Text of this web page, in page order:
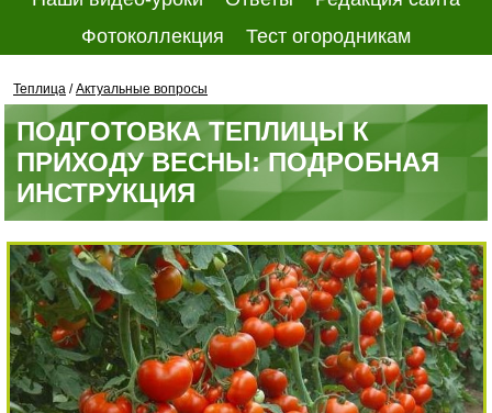
Фотоколлекция
Тест огородникам
Теплица /Актуальные вопросы
ПОДГОТОВКА ТЕПЛИЦЫ К
ПРИХОДУ ВЕСНЫ: ПОДРОБНАЯ
ИНСТРУКЦИЯ